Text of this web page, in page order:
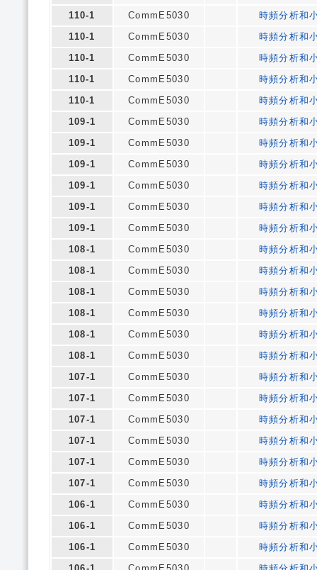
110-1
CommE5030
時頻分析和
110-1
CommE5030
時頻分析和
110-1
CommE5030
時頻分析和
110-1
CommE5030
時頻分析和
110-1
CommE5030
時頻分析和
109-1
CommE5030
時頻分析和
109-1
CommE5030
時頻分析和
109-1
CommE5030
時頻分析和
109-1
CommE5030
時頻分析和
109-1
CommE5030
時頻分析和
109-1
CommE5030
時頻分析和
108-1
CommE5030
時頻分析和
108-1
CommE5030
時頻分析和
108-1
CommE5030
時頻分析和
108-1
CommE5030
時頻分析和
108-1
CommE5030
時頻分析和
108-1
CommE5030
時頻分析和
107-1
CommE5030
時頻分析和
107-1
CommE5030
時頻分析和
107-1
CommE5030
時頻分析和
107-1
CommE5030
時頻分析和
107-1
CommE5030
時頻分析和
107-1
CommE5030
時頻分析和
106-1
CommE5030
時頻分析和
106-1
CommE5030
時頻分析和
106-1
CommE5030
時頻分析和